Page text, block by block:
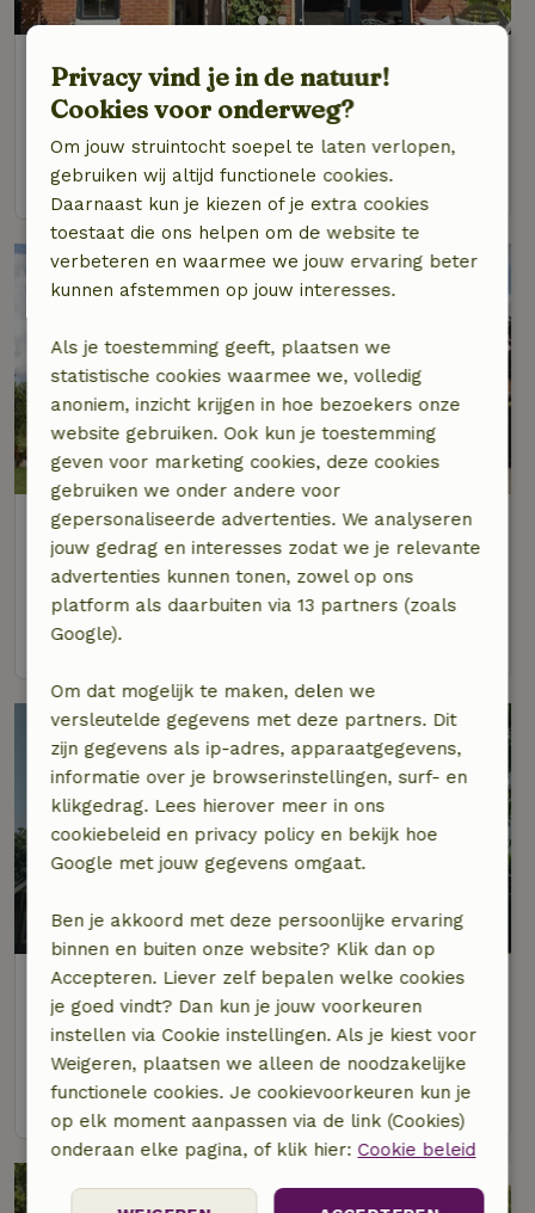
Natuurhuisje in Rijssen
Op 3 km afstand van Rijssen
Natuurhuisje in Rijssen
Op 3 km afstand van Rijssen
1 slaapkamer
Natuurhuisje in Rijssen
Op 3 km afstand van Rijssen
9,7/10
2 personen 1 slaapkamer
bekijk
Privacy vind je in de natuur!
Cookies voor onderweg?
Om jouw struintocht soepel te laten verlopen,
gebruiken wij altijd functionele cookies.
Daarnaast kun je kiezen of je extra cookies
toestaat die ons helpen om de website te
verbeteren en waarmee we jouw ervaring beter
kunnen afstemmen op jouw interesses.
Als je toestemming geeft, plaatsen we
statistische cookies waarmee we, volledig
anoniem, inzicht krijgen in hoe bezoekers onze
website gebruiken. Ook kun je toestemming
geven voor marketing cookies, deze cookies
gebruiken we onder andere voor
gepersonaliseerde advertenties. We analyseren
jouw gedrag en interesses zodat we je relevante
advertenties kunnen tonen, zowel op ons
platform als daarbuiten via 13 partners (zoals
Google).
Om dat mogelijk te maken, delen we
versleutelde gegevens met deze partners. Dit
zijn gegevens als ip-adres, apparaatgegevens,
informatie over je browserinstellingen, surf- en
klikgedrag. Lees hierover meer in ons
cookiebeleid en privacy policy en bekijk hoe
Google met jouw gegevens omgaat.
Ben je akkoord met deze persoonlijke ervaring
binnen en buiten onze website? Klik dan op
Accepteren. Liever zelf bepalen welke cookies
je goed vindt? Dan kun je jouw voorkeuren
instellen via Cookie instellingen. Als je kiest voor
Weigeren, plaatsen we alleen de noodzakelijke
functionele cookies. Je cookievoorkeuren kun je
op elk moment aanpassen via de link (Cookies)
onderaan elke pagina, of klik hier: Cookie beleid